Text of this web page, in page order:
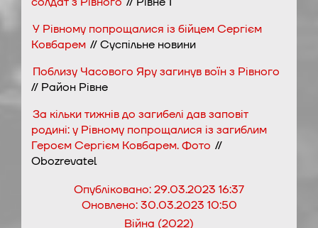
У Рівному попрощалися із бійцем Сергієм
Ковбарем // Суспільне новини
Поблизу Часового Яру загинув воїн з Рівного
// Район Рівне
За кільки тижнів до загибелі дав заповіт
родині: у Рівному попрощалися із загиблим
Героєм Сергієм Ковбарем. Фото //
Obozrevatel
Опубліковано:29.03.2023 16:37
Оновлено:30.03.2023 10:50
Війна (2022)